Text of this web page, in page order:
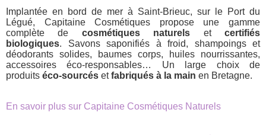
Implantée en bord de mer à Saint-Brieuc, sur le Port du
Légué, Capitaine Cosmétiques propose une gamme
complète de cosmétiques naturels etcertifiés
biologiques. Savons saponifiés à froid, shampoings et
déodorants solides, baumes corps, huiles nourrissantes,
accessoires éco-responsables… Un large choix de
produits éco-sourcés etfabriqués à la main en Bretagne.
En savoir plus sur Capitaine Cosmétiques Naturels